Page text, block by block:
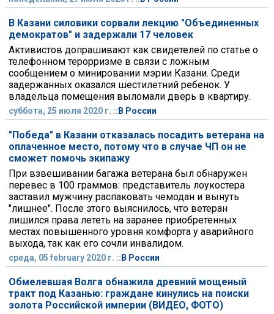
В Казани силовики сорвали лекцию "Объединенных
демократов" и задержали 17 человек
Активистов допрашивают как свидетелей по статье о
телефонном терорризме в связи с ложным
сообщением о минировании мэрии Казани. Среди
задержанных оказался шестилетний ребенок. У
владельца помещения выломали дверь в квартиру.
суббота, 25 июля 2020 г. :: В России
"Победа" в Казани отказалась посадить ветерана на
оплаченное место, потому что в случае ЧП он не
сможет помочь экипажу
При взвешивании багажа ветерана был обнаружен
перевес в 100 граммов: представитель лоукостера
заставил мужчину распаковать чемодан и вынуть
"лишнее". После этого выяснилось, что ветеран
лишился права лететь на заранее приобретенных
местах повышенного уровня комфорта у аварийного
выхода, так как его сочли инвалидом.
среда, 05 february 2020 г. :: В России
Обмелевшая Волга обнажила древний мощеный
тракт под Казанью: граждане кинулись на поиски
золота Российской империи (ВИДЕО, ФОТО)